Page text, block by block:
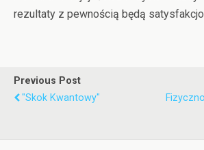
rezultaty z pewnością będą
Previous Post
"Skok Kwantowy"